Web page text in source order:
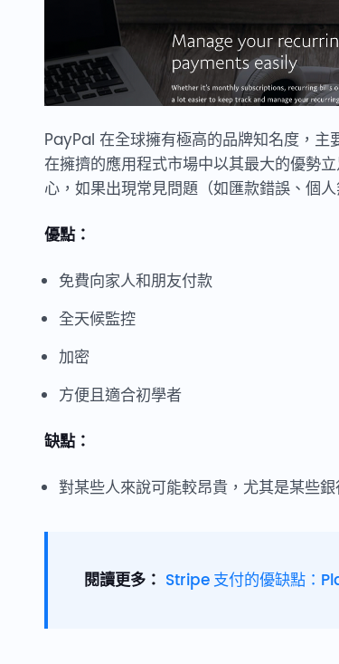
PayPal 在全球擁有極高的品牌知名度，
在擁擠的應用程式市場中以其最大的優勢
心，如果出現常見問題（如匯款錯誤、個
優點：
免費向家人和朋友付款
全天候監控
加密
方便且適合初學者
缺點：
對某些人來說可能較昂貴，尤其是某些
閱讀更多： Stripe 支付的優缺點：